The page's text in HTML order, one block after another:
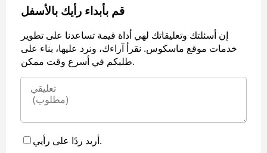
قم بأبداء رأيك بالأسفل
إن أسئلتك وتعليقاتك لهي أداة قيمة تساعدنا على تطوير
خدمات موقع ماسكوس. نقرأ آراءك، ونرد عليها، بناء على
طلبكم في أسرع وقت ممكن.
أريد ردًا على رأيي.